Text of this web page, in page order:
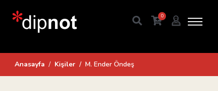
0
Anasayfa Kişiler M. Ender Öndeş